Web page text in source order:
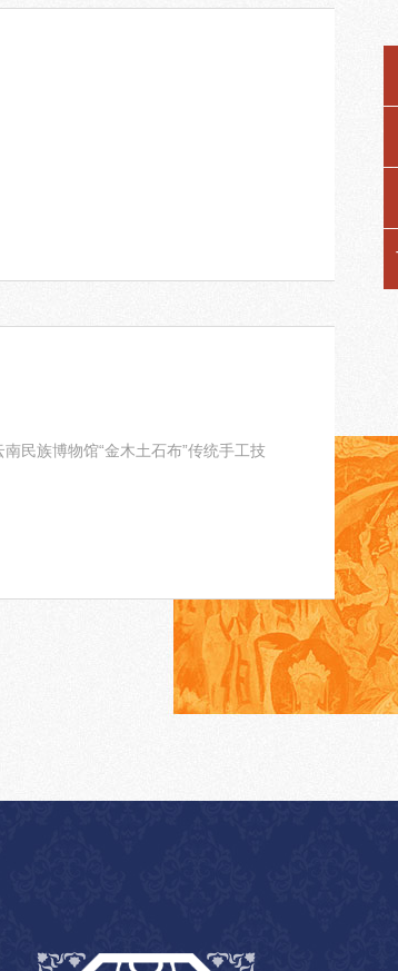
民族博物馆“金木土石布”传统手工技